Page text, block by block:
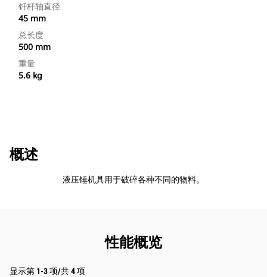
钎杆轴直径
45 mm
总长度
500 mm
重量
5.6 kg
概述
液压锤机具用于破碎各种不同的物料。
性能概览
显示第 1-3 项/共 4 项